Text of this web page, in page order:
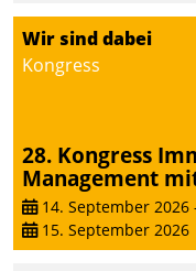
Wir sind dabei
Kongress
28. Kongress
Management
14. September 2026
15. September 2026